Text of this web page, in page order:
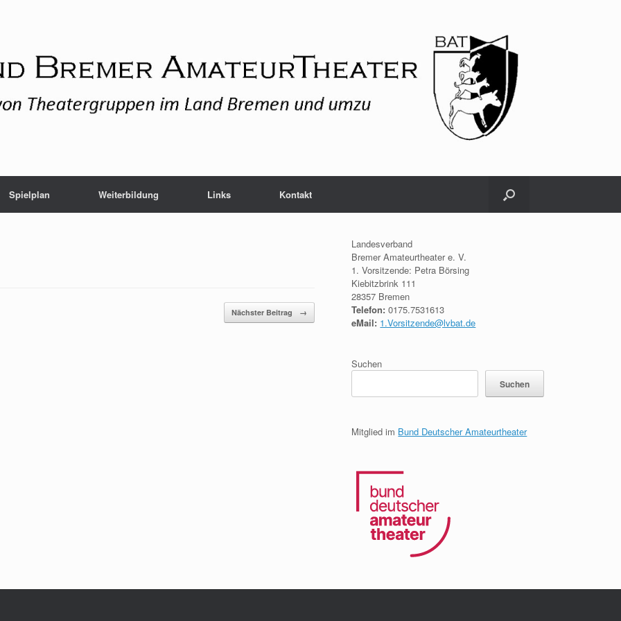
Spielplan Weiterbildung Links Kontakt
Nächster Beitrag →
Landesverband
Bremer Amateurtheater e. V.
1. Vorsitzende: Petra Börsing
Kiebitzbrink 111
28357 Bremen
Telefon: 0175.7531613
eMail: 1.Vorsitzende@lvbat.de
Suchen
Suchen
Mitglied im Bund Deutscher Amateurtheater